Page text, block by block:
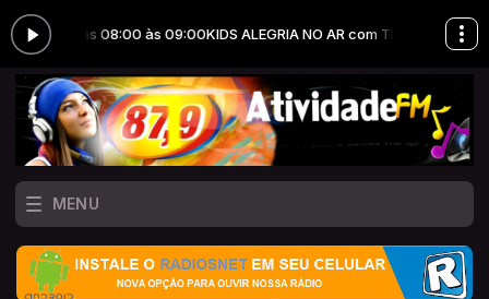
TIA IRÊ das 08:00 às 09:00KIDS ALEGRIA NO AR com TIA IRÊ das
MENU